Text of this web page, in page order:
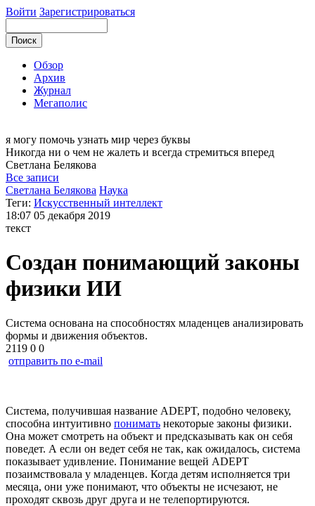
Войти Зарегистрироваться
Обзор
Архив
Журнал
Мегаполис
я могу помочь узнать мир через буквы
Никогда ни о чем не жалеть и всегда стремиться вперед
Светлана Белякова
Все записи
Светлана Белякова Наука
Теги: Искусственный интеллект
18:07 05 декабря 2019
текст
Создан понимающий законы
физики ИИ
Система основана на способностях младенцев анализировать
формы и движения объектов.
2119 0 0
отправить по e-mail
Система, получившая название ADEPT, подобно человеку,
способна интуитивно понимать некоторые законы физики.
Она может смотреть на объект и предсказывать как он себя
поведет. А если он ведет себя не так, как ожидалось, система
показывает удивление. Понимание вещей ADEPT
позаимствовала у младенцев. Когда детям исполняется три
месяца, они уже понимают, что объекты не исчезают, не
проходят сквозь друг друга и не телепортируются.